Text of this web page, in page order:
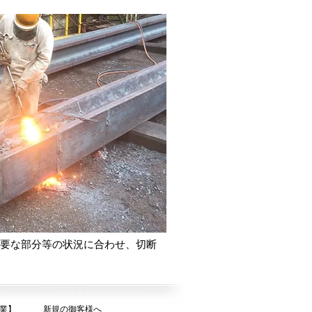
な部分等の状況に合わせ、切断
】 新規の御客様へ